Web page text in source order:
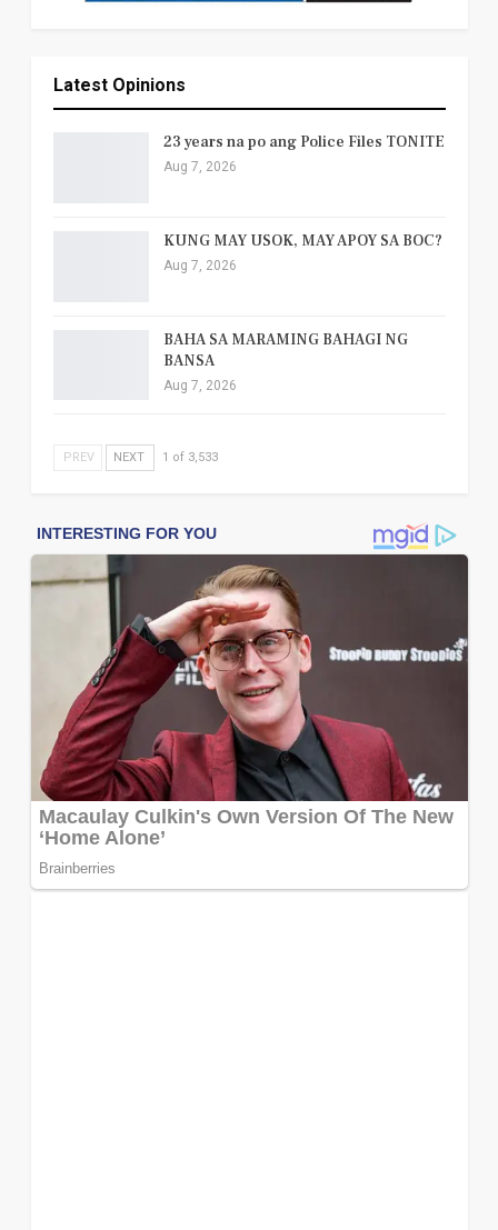
Latest Opinions
23 years na po ang Police Files TONITE
Aug 7, 2026
KUNG MAY USOK, MAY APOY SA BOC?
Aug 7, 2026
BAHA SA MARAMING BAHAGI NG
BANSA
Aug 7, 2026
PREV NEXT 1 of 3,533